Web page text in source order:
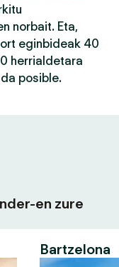
norbait. Eta,
eginbideak 40
herrialdetara
posible.
en zure
Bartzelona